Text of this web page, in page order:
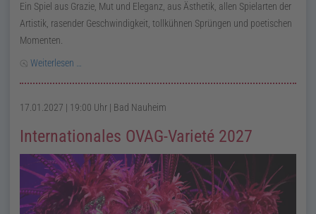
Ein Spiel aus Grazie, Mut und Eleganz, aus Ästhetik, allen Spielarten der
Artistik, rasender Geschwindigkeit, tollkühnen Sprüngen und poetischen
Momenten.
Weiterlesen …
17.01.2027 | 19:00 Uhr | Bad Nauheim
Internationales OVAG-Varieté 2027